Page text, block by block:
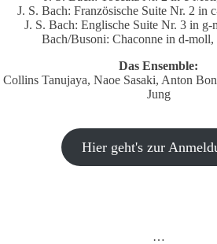
J. S. Bach: Französische Suite Nr. 2 in
J. S. Bach: Englische Suite Nr. 3 in
Bach/Busoni: Chaconne in d-
Das Ensemble:
Collins Tanujaya, Naoe Sasaki, Anton
Jung
Hier geht's zur
…